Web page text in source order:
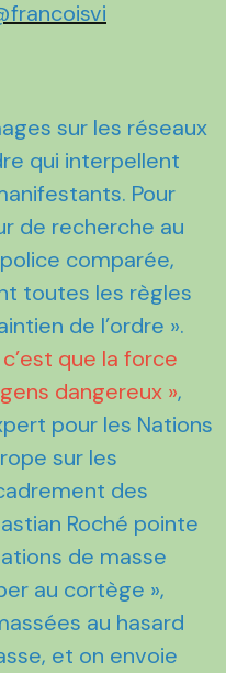
sur les réseaux
qui interpellent
Pour
de recherche au
comparée,
toutes les règles
de l’ordre ».
que la force
dangereux »,
pour les Nations
sur les
des
Roché pointe
de masse
au cortège »,
au hasard
et on envoie